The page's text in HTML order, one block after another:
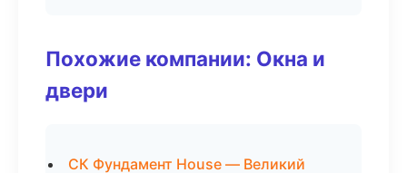
Похожие компании: Окна и
двери
СК Фундамент House — Великий